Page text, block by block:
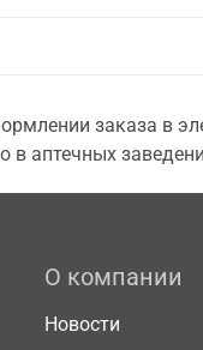
заказа в
аптечных
О компании
Новости